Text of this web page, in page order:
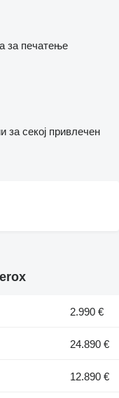
за печатење
за секој привлечен
2.990 €
24.890 €
12.890 €